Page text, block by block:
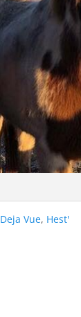
Deja Vue, Hest'